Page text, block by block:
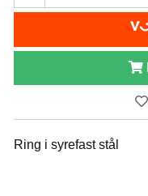
Ring i syrefast stål